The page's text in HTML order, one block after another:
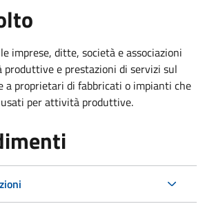
imprese, ditte, società e associazioni
e prestazioni di servizi sul
a proprietari di fabbricati o impianti che
per attività produttive.